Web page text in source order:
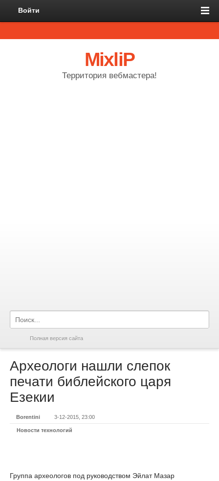
Войти
MixliP
Территория вебмастера!
Полная версия сайта
Археологи нашли слепок
печати библейского царя
Езекии
Borentini 3-12-2015, 23:00
Новости технологий
Группа археологов под руководством Эйлат Мазар